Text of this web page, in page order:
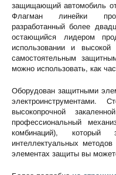
защищающий автомобиль
Флагман линейки
разработанный более
остающийся лидером
использовании и высокой
самостоятельным
можно использовать, как
Оборудован защитными
высокопрочной
профессиональный
комбинаций),
интеллектуальных
элементах защиты вы